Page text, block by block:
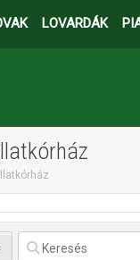
LOVARDÁK